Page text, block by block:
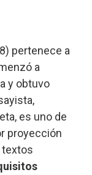
pertenece a
a
y obtuvo
es uno de
proyección
textos